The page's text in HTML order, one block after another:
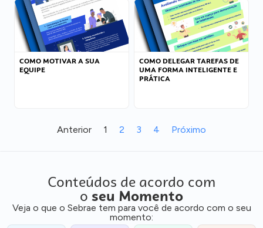
COMO MOTIVAR A SUA
EQUIPE
COMO DELEGAR TAREFAS DE
UMA FORMA INTELIGENTE E
PRÁTICA
Anterior 1 2 3 4 Próximo
Conteúdos de acordo com
o seu Momento
Veja o que o Sebrae tem para você de acordo com o seu
momento: